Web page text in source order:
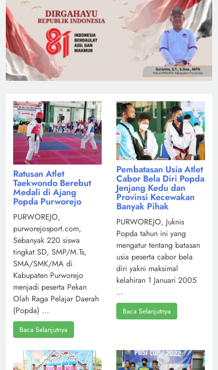
Ratusan Atlet
Taekwondo Berebut
Medali di Ajang
Popda Purworejo
PURWOREJO,
purworejosport.com,
Sebanyak 220 siswa
tingkat SD, SMP/M.Ts,
SMA/SMK/MA di
Kabupaten Purworejo
menjadi peserta Pekan
Olah Raga Pelajar Daerah
(Popda) ...
Baca Selanjutnya
Pembatasan Usia Atlet
Cabor Bela Diri Popda
Jenjang Kedu dan
Provinsi Kecewakan
Banyak Pihak
PURWOREJO, Juknis
Popda tahun ini yang
mengatur tentang batasan
usia peserta cabor bela
diri yakni maksimal
kelahiran 1 Januari 2005
...
Baca Selanjutnya